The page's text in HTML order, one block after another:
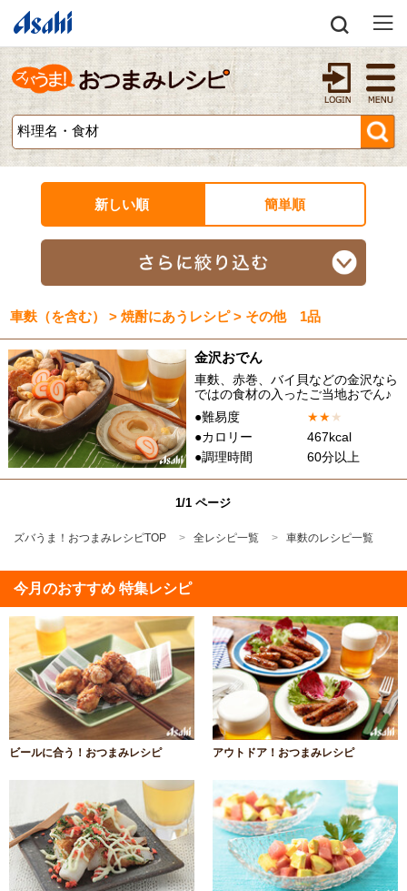
新しい順 簡単順
車麩（を含む） > 焼酎にあうレシピ > その他 1品
金沢おでん
車麩、赤巻、バイ貝などの金沢なら
ではの食材の入ったご当地おでん♪
●難易度
★★★
●カロリー
467kcal
●調理時間
60分以上
1/1 ページ
ズバうま！おつまみレシピTOP 全レシピ一覧 車麩のレシピ一覧
今月のおすすめ 特集レシピ
ビールに合う！おつまみレシピ アウトドア！おつまみレシピ